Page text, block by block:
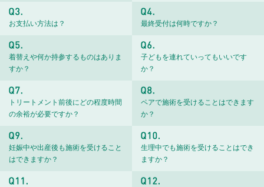
お支払い方法は？ 最終受付は何時ですか？
着替えや何か持参するものはありま
すか？
子どもを連れていってもいいです
か？
トリートメント前後にどの程度時間
の余裕が必要ですか？
ペアで施術を受けることはできます
か？
妊娠中や出産後も施術を受けること
はできますか？
生理中でも施術を受けることはでき
ますか？